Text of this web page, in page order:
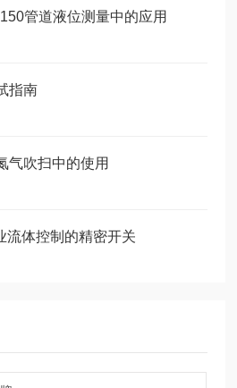
管道液位测量中的应用
指南
气吹扫中的使用
流体控制的精密开关